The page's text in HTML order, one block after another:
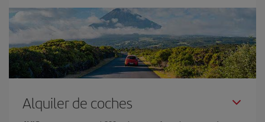
Alquiler de coches